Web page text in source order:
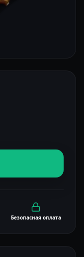
Безопасная оплата